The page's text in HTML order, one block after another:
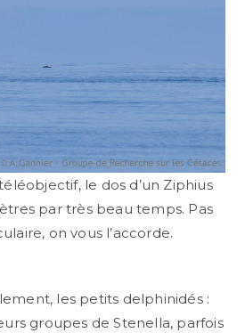
le dos d’un Ziphius
par très beau temps. Pas
on vous l’accorde.
les petits delphinidés :
groupes de Stenella, parfois